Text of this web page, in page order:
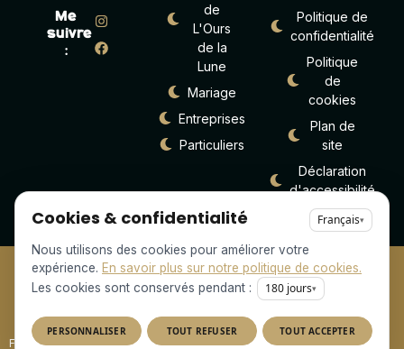
Me
suivre
:
de
L'Ours
de la
Lune
Mariage
Entreprises
Particuliers
Politique de
confidentialité
Politique
de
cookies
Plan de
site
Déclaration
d'accessibilité
Copyright © 2025 • Tous droits réservés • Design by
Flux RSSFiche établissement Google
Cookies & confidentialité Français▾
Nous utilisons des cookies pour améliorer votre
expérience. En savoir plus sur notre politique de cookies.
Les cookies sont conservés pendant :
180 jours▾
PERSONNALISER TOUT REFUSER TOUT ACCEPTER